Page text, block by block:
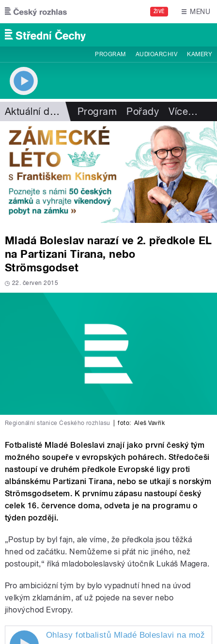
Přejít k hlavnímu obsahu
ŽIVĚ MENU
PROGRAM AUDIOARCHIV KAMERY
Aktuální dění Program Pořady Více…
Mladá Boleslav narazí ve 2. předkole EL
na Partizani Tirana, nebo
Strömsgodset
22. červen 2015
Regionální stanice Českého rozhlasu foto: Aleš Vavřík
Fotbalisté Mladé Boleslavi znají jako první český tým
možného soupeře v evropských pohárech. Středočeši
nastoupí ve druhém předkole Evropské ligy proti
albánskému Partizani Tirana, nebo se utkají s norským
Strömsgodsetem. K prvnímu zápasu nastoupí český
celek 16. července doma, odveta je na programu o
týden později.
„Postup by byl fajn, ale víme, že předkola jsou těžká
hned od začátku. Nemůžeme si přát nic jiného, než
postoupit,“ říká mladoboleslavský útočník Lukáš Magera.
Pro ambiciózní tým by bylo vypadnutí hned na úvod
velkým zklamáním, ať už pojede na sever nebo
jihovýchod Evropy.
Ohlasy fotbalistů Mladé Boleslavi na